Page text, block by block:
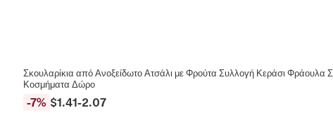
Σκουλαρίκια από Ανοξείδωτο Ατσάλι με Φρούτα Συλλογή Κεράσι Φράουλα
Κοσμήματα Δώρο
-7% $1.41-2.07